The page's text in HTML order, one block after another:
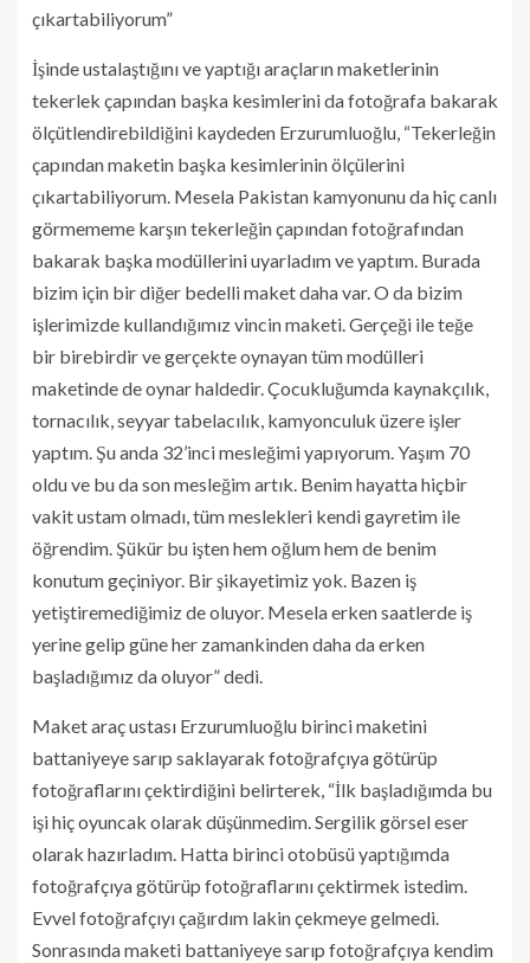
çıkartabiliyorum”
İşinde ustalaştığını ve yaptığı araçların maketlerinin
tekerlek çapından başka kesimlerini da fotoğrafa bakarak
ölçütlendirebildiğini kaydeden Erzurumluoğlu, “Tekerleğin
çapından maketin başka kesimlerinin ölçülerini
çıkartabiliyorum. Mesela Pakistan kamyonunu da hiç canlı
görmememe karşın tekerleğin çapından fotoğrafından
bakarak başka modüllerini uyarladım ve yaptım. Burada
bizim için bir diğer bedelli maket daha var. O da bizim
işlerimizde kullandığımız vincin maketi. Gerçeği ile teğe
bir birebirdir ve gerçekte oynayan tüm modülleri
maketinde de oynar haldedir. Çocukluğumda kaynakçılık,
tornacılık, seyyar tabelacılık, kamyonculuk üzere işler
yaptım. Şu anda 32’inci mesleğimi yapıyorum. Yaşım 70
oldu ve bu da son mesleğim artık. Benim hayatta hiçbir
vakit ustam olmadı, tüm meslekleri kendi gayretim ile
öğrendim. Şükür bu işten hem oğlum hem de benim
konutum geçiniyor. Bir şikayetimiz yok. Bazen iş
yetiştiremediğimiz de oluyor. Mesela erken saatlerde iş
yerine gelip güne her zamankinden daha da erken
başladığımız da oluyor” dedi.
Maket araç ustası Erzurumluoğlu birinci maketini
battaniyeye sarıp saklayarak fotoğrafçıya götürüp
fotoğraflarını çektirdiğini belirterek, “İlk başladığımda bu
işi hiç oyuncak olarak düşünmedim. Sergilik görsel eser
olarak hazırladım. Hatta birinci otobüsü yaptığımda
fotoğrafçıya götürüp fotoğraflarını çektirmek istedim.
Evvel fotoğrafçıyı çağırdım lakin çekmeye gelmedi.
Sonrasında maketi battaniyeye sarıp fotoğrafçıya kendim